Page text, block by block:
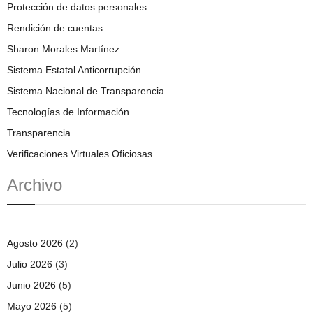
Protección de datos personales
Rendición de cuentas
Sharon Morales Martínez
Sistema Estatal Anticorrupción
Sistema Nacional de Transparencia
Tecnologías de Información
Transparencia
Verificaciones Virtuales Oficiosas
Archivo
Agosto 2026 (2)
Julio 2026 (3)
Junio 2026 (5)
Mayo 2026 (5)